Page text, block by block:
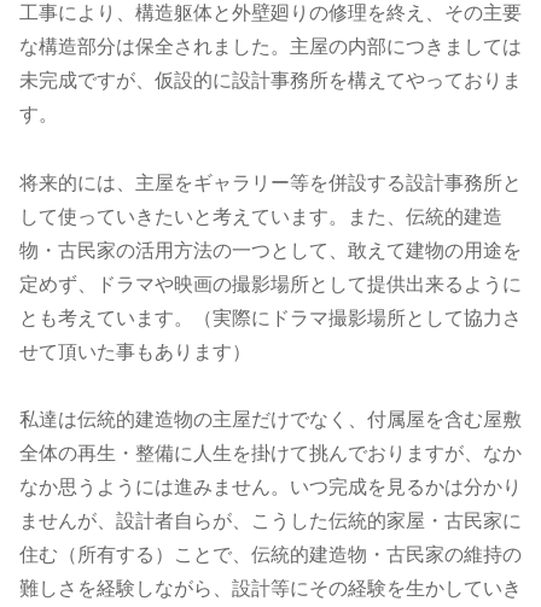
工事により、構造躯体と外壁廻りの修理を終え、その主要
な構造部分は保全されました。主屋の内部につきましては
未完成ですが、仮設的に設計事務所を構えてやっておりま
す。
将来的には、主屋をギャラリー等を併設する設計事務所と
して使っていきたいと考えています。また、伝統的建造
物・古民家の活用方法の一つとして、敢えて建物の用途を
定めず、ドラマや映画の撮影場所として提供出来るように
とも考えています。（実際にドラマ撮影場所として協力さ
せて頂いた事もあります）
私達は伝統的建造物の主屋だけでなく、付属屋を含む屋敷
全体の再生・整備に人生を掛けて挑んでおりますが、なか
なか思うようには進みません。いつ完成を見るかは分かり
ませんが、設計者自らが、こうした伝統的家屋・古民家に
住む（所有する）ことで、伝統的建造物・古民家の維持の
難しさを経験しながら、設計等にその経験を生かしていき